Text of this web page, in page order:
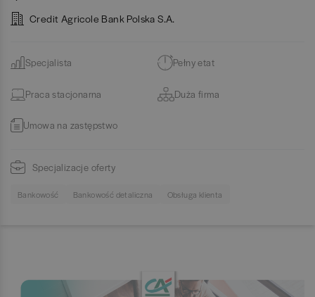
Credit Agricole Bank Polska S.A.
Specjalista Pełny etat
Praca stacjonarna Duża firma
Umowa na zastępstwo
Specjalizacje oferty
Bankowość Bankowość detaliczna Obsługa klienta